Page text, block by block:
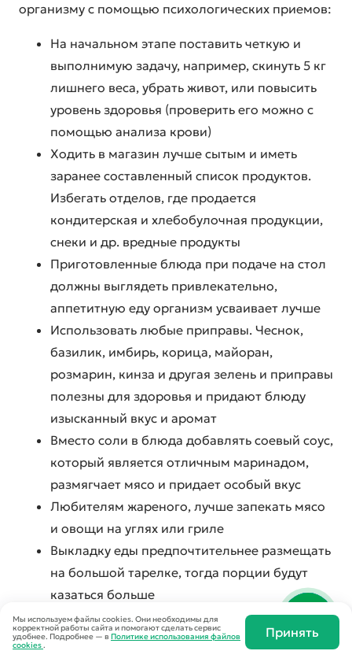
организму с помощью психологических приемов:
На начальном этапе поставить четкую и
выполнимую задачу, например, скинуть 5 кг
лишнего веса, убрать живот, или повысить
уровень здоровья (проверить его можно с
помощью анализа крови)
Ходить в магазин лучше сытым и иметь
заранее составленный список продуктов.
Избегать отделов, где продается
кондитерская и хлебобулочная продукции,
снеки и др. вредные продукты
Приготовленные блюда при подаче на стол
должны выглядеть привлекательно,
аппетитную еду организм усваивает лучше
Использовать любые приправы. Чеснок,
базилик, имбирь, корица, майоран,
розмарин, кинза и другая зелень и приправы
полезны для здоровья и придают блюду
изысканный вкус и аромат
Вместо соли в блюда добавлять соевый соус,
который является отличным маринадом,
размягчает мясо и придает особый вкус
Любителям жареного, лучше запекать мясо
и овощи на углях или гриле
Выкладку еды предпочтительнее размещать
на большой тарелке, тогда порции будут
казаться больше
Перед едой можно выпить воды для
снижения аппетита
Мы используем файлы cookies. Они необходимы для
корректной работы сайта и помогают сделать сервис
удобнее. Подробнее — в Политике использования файлов
cookies.
Принять